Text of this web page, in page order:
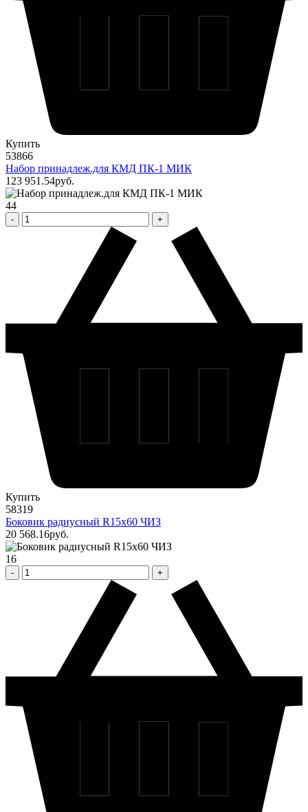
Купить
53866
Набор принадлеж.для КМД ПК-1 МИК
123 951.54pуб.
44
Купить
58319
Боковик радиусный R15х60 ЧИЗ
20 568.16pуб.
16